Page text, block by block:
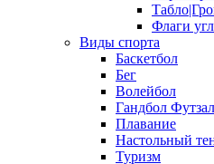
Флаги
Виды спорта
Баскетбол
Бег
Волейбол
Гандбол
Плавание
Настольный
Туризм